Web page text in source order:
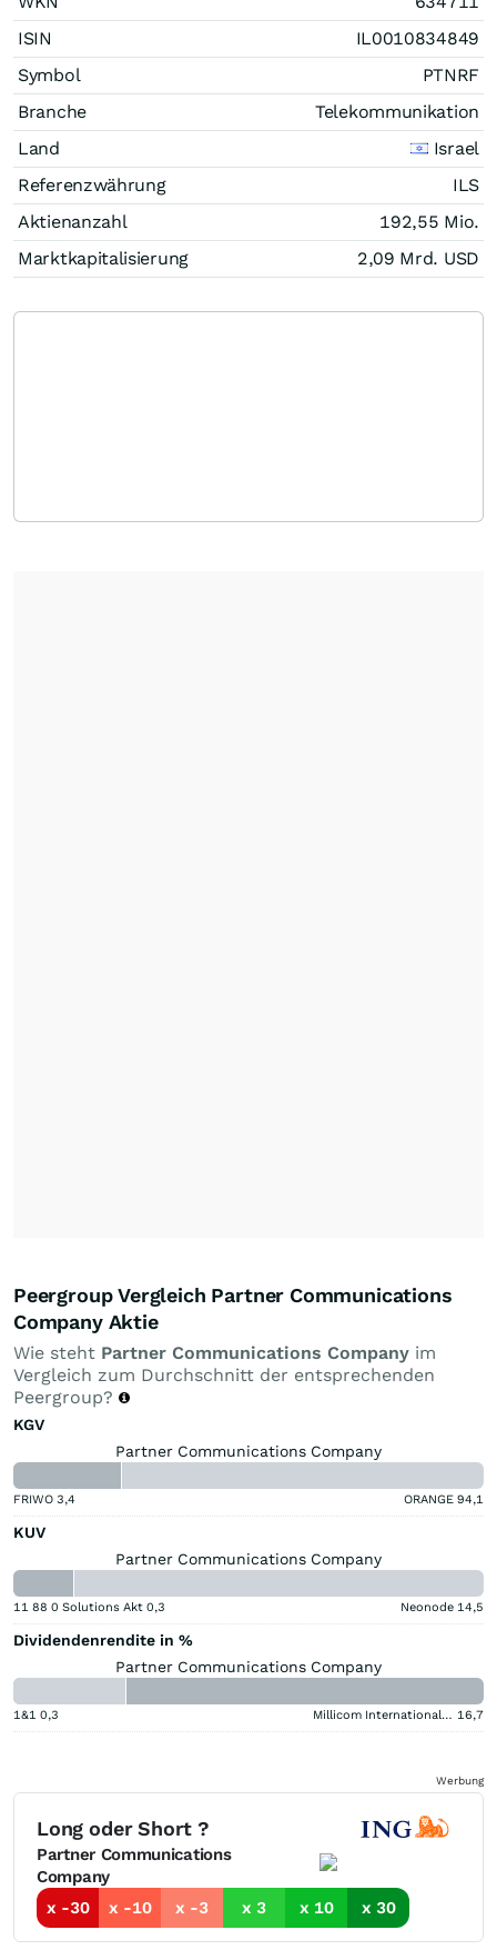
ISIN
IL0010834849
Symbol
PTNRF
Branche
Telekommunikation
Land
Israel
Referenzwährung
ILS
Aktienanzahl
192,55 Mio.
Marktkapitalisierung
2,09 Mrd. USD
Peergroup Vergleich Partner Communications
Company Aktie
Wie steht Partner Communications Company im
Vergleich zum Durchschnitt der entsprechenden
Peergroup?
KGV
Partner Communications Company
FRIWO 3,4 ORANGE 94,1
KUV
Partner Communications Company
11 88 0 Solutions Akt 0,3 Neonode 14,5
Dividendenrendite in %
Partner Communications Company
1&1 0,3 Millicom International Cellular 16,7
Werbung
Long oder Short ?
Partner Communications
Company
x -30
x -10 x -3 x 3 x 10 x 30